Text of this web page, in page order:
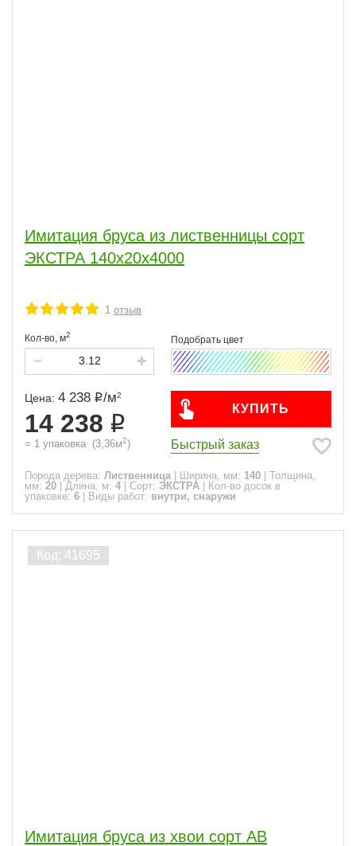
Имитация бруса из лиственницы сорт
ЭКСТРА 140x20x4000
1 отзыв
Кол-во, м2
Цена: 4 238 /м2
14 238
= 1 упаковка (3,36м2)
КУПИТЬ
Быстрый заказ
Порода дерева: Лиственница Ширина, мм: 140
Толщина,
мм: 20 Длина, м: 4 Сорт: ЭКСТРА
Кол-во досок в
упаковке: 6 Виды работ: внутри, снаружи
Имитация бруса из хвои сорт АВ